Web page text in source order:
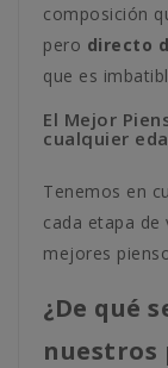
composición
pero directo
que es
El Mejor
cualquier
Tenemos en
cada etapa de
mejores
¿De qué
nuestros